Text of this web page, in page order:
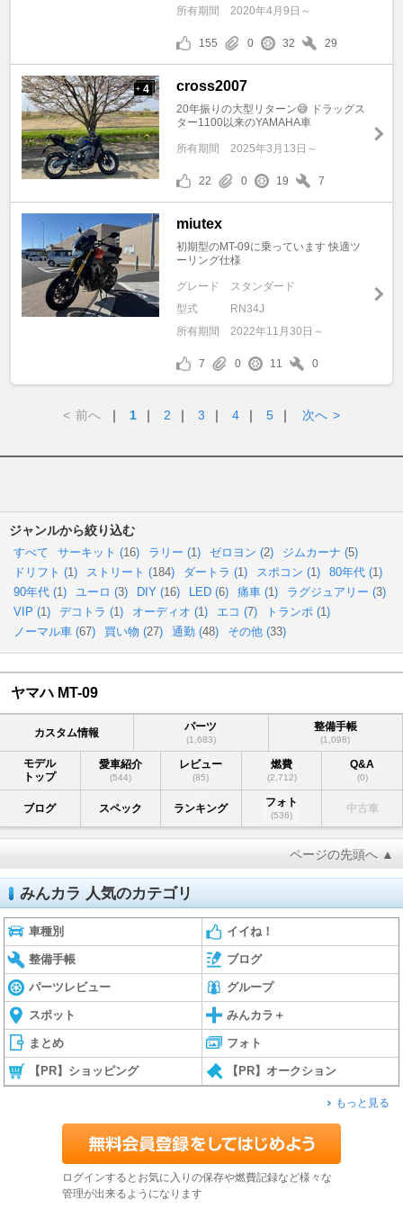
所有期間 2020年4月9日～
155 0 32 29
+ 4 cross2007
20年振りの大型リターン😅 ドラッグス
ター1100以来のYAMAHA車
所有期間 2025年3月13日～
22 0 19 7
miutex
初期型のMT-09に乗っています 快適ツ
ーリング仕様
グレード
スタンダード
型式
RN34J
所有期間
2022年11月30日～
7 0 11 0
< 前へ ｜ 1 ｜ 2 ｜ 3 ｜ 4 ｜ 5 ｜ 次へ >
ジャンルから絞り込む
すべて サーキット (16) ラリー (1) ゼロヨン (2) ジムカーナ (5)
ドリフト (1) ストリート (184) ダートラ (1) スポコン (1) 80年代 (1)
90年代 (1) ユーロ (3) DIY (16) LED (6) 痛車 (1) ラグジュアリー (3)
VIP (1) デコトラ (1) オーディオ (1) エコ (7) トランポ (1)
ノーマル車 (67) 買い物 (27) 通勤 (48) その他 (33)
ヤマハ MT-09
カスタム情報 パーツ
(1,683)
整備手帳
(1,098)
モデル
トップ
愛車紹介
(544)
レビュー
(85)
燃費
(2,712)
Q&A
(0)
ブログ スペック ランキング フォト
(536)
中古車
ページの先頭へ ▲
みんカラ 人気のカテゴリ
車種別 イイね！
整備手帳 ブログ
パーツレビュー グループ
スポット みんカラ＋
まとめ フォト
【PR】ショッピング 【PR】オークション
もっと見る
ログインするとお気に入りの保存や燃費記録など様々な
管理が出来るようになります